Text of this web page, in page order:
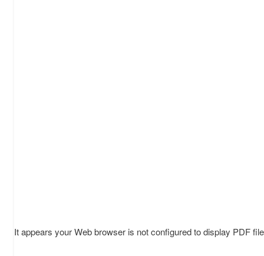
It appears your Web browser is not configured to display PDF